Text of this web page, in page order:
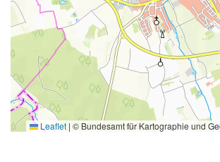
Leaflet | © Bundesamt für Kartographie und